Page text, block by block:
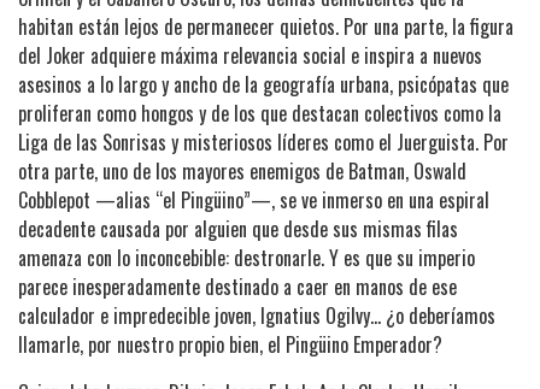
habitan están lejos de permanecer quietos. Por una parte, la figura
del Joker adquiere máxima relevancia social e inspira a nuevos
asesinos a lo largo y ancho de la geografía urbana, psicópatas que
proliferan como hongos y de los que destacan colectivos como la
Liga de las Sonrisas y misteriosos líderes como el Juerguista. Por
otra parte, uno de los mayores enemigos de Batman, Oswald
Cobblepot —alias “el Pingüino”—, se ve inmerso en una espiral
decadente causada por alguien que desde sus mismas filas
amenaza con lo inconcebible: destronarle. Y es que su imperio
parece inesperadamente destinado a caer en manos de ese
calculador e impredecible joven, Ignatius Ogilvy... ¿o deberíamos
llamarle, por nuestro propio bien, el Pingüino Emperador?